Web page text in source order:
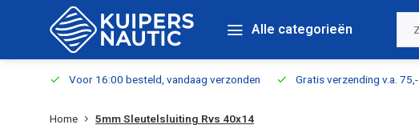
Alle categorieën
Voor 16:00 besteld, vandaag verzonden Gratis verzending v.a. 75,-
Home 5mm Sleutelsluiting Rvs 40x14